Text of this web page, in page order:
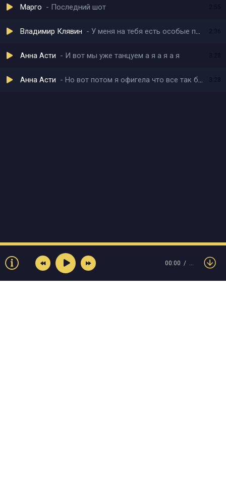
Марго Последний шот
Владимир Клявин У меня на тебя есть особые планы (speed up) 2:36
Анна Асти И вот мы уже танцуем а я а я а я
Анна Асти Но вот потом я офигела что все так быстро завертелось 3:28
00:00 …